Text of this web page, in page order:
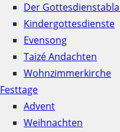
Der
Kindergottesdienste
Evensong
Taizé Andachten
Wohnzimmerkirche
Festtage
Advent
Weihnachten